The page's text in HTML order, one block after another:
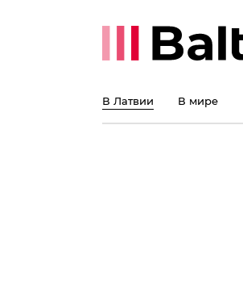
В Латвии В мире